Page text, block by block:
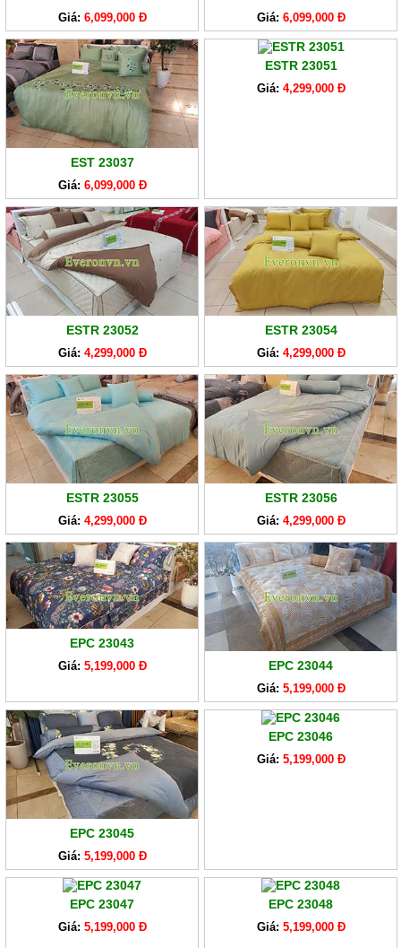
Giá: 6,099,000 Đ Giá: 6,099,000 Đ
EST 23037
Giá: 6,099,000 Đ
ESTR 23051
Giá: 4,299,000 Đ
ESTR 23052
Giá: 4,299,000 Đ
ESTR 23054
Giá: 4,299,000 Đ
ESTR 23055
Giá: 4,299,000 Đ
ESTR 23056
Giá: 4,299,000 Đ
EPC 23043
Giá: 5,199,000 Đ EPC 23044
Giá: 5,199,000 Đ
EPC 23045
Giá: 5,199,000 Đ
EPC 23046
Giá: 5,199,000 Đ
EPC 23047
Giá: 5,199,000 Đ
EPC 23048
Giá: 5,199,000 Đ